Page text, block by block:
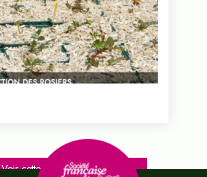
Voir cette vidéo...